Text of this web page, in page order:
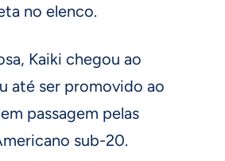
no elenco.
Kaiki chegou ao
até ser promovido ao
passagem pelas
sub-20.